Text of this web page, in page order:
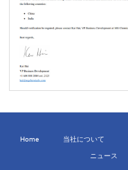
Home 当社について
ニュース